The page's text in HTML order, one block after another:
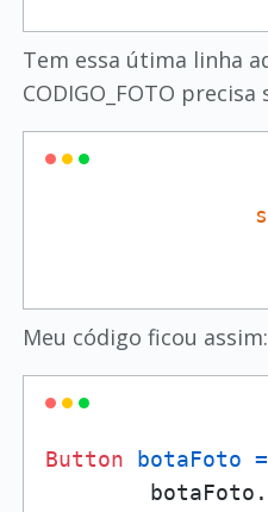
Tem essa útima linha
CODIGO_FOTO precisa
Meu código ficou assim:
Button botaFoto =